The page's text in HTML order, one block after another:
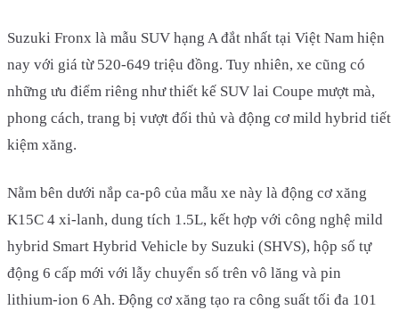
Suzuki Fronx là mẫu SUV hạng A đắt nhất tại Việt Nam hiện
nay với giá từ 520-649 triệu đồng. Tuy nhiên, xe cũng có
những ưu điểm riêng như thiết kế SUV lai Coupe mượt mà,
phong cách, trang bị vượt đối thủ và động cơ mild hybrid tiết
kiệm xăng.
Nằm bên dưới nắp ca-pô của mẫu xe này là động cơ xăng
K15C 4 xi-lanh, dung tích 1.5L, kết hợp với công nghệ mild
hybrid Smart Hybrid Vehicle by Suzuki (SHVS), hộp số tự
động 6 cấp mới với lẫy chuyển số trên vô lăng và pin
lithium-ion 6 Ah. Động cơ xăng tạo ra công suất tối đa 101